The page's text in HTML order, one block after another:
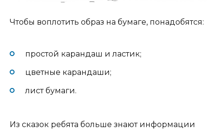
Чтобы воплотить образ на бумаге, понадобятся:
простой карандаш и ластик;
цветные карандаши;
лист бумаги.
Из сказок ребята больше знают информации